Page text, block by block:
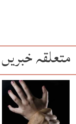
متعلقہ خبریں